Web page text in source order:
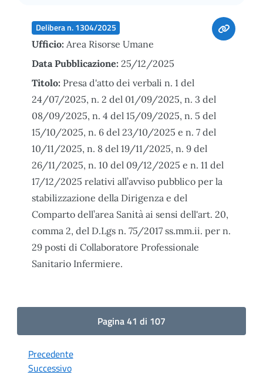
Delibera n. 1304/2025
Ufficio: Area Risorse Umane
Data Pubblicazione: 25/12/2025
Titolo: Presa d'atto dei verbali n. 1 del
24/07/2025, n. 2 del 01/09/2025, n. 3 del
08/09/2025, n. 4 del 15/09/2025, n. 5 del
15/10/2025, n. 6 del 23/10/2025 e n. 7 del
10/11/2025, n. 8 del 19/11/2025, n. 9 del
26/11/2025, n. 10 del 09/12/2025 e n. 11 del
17/12/2025 relativi all’avviso pubblico per la
stabilizzazione della Dirigenza e del
Comparto dell’area Sanità ai sensi dell'art. 20,
comma 2, del D.Lgs n. 75/2017 ss.mm.ii. per n.
29 posti di Collaboratore Professionale
Sanitario Infermiere.
Pagina 41 di 107
Precedente
Successivo